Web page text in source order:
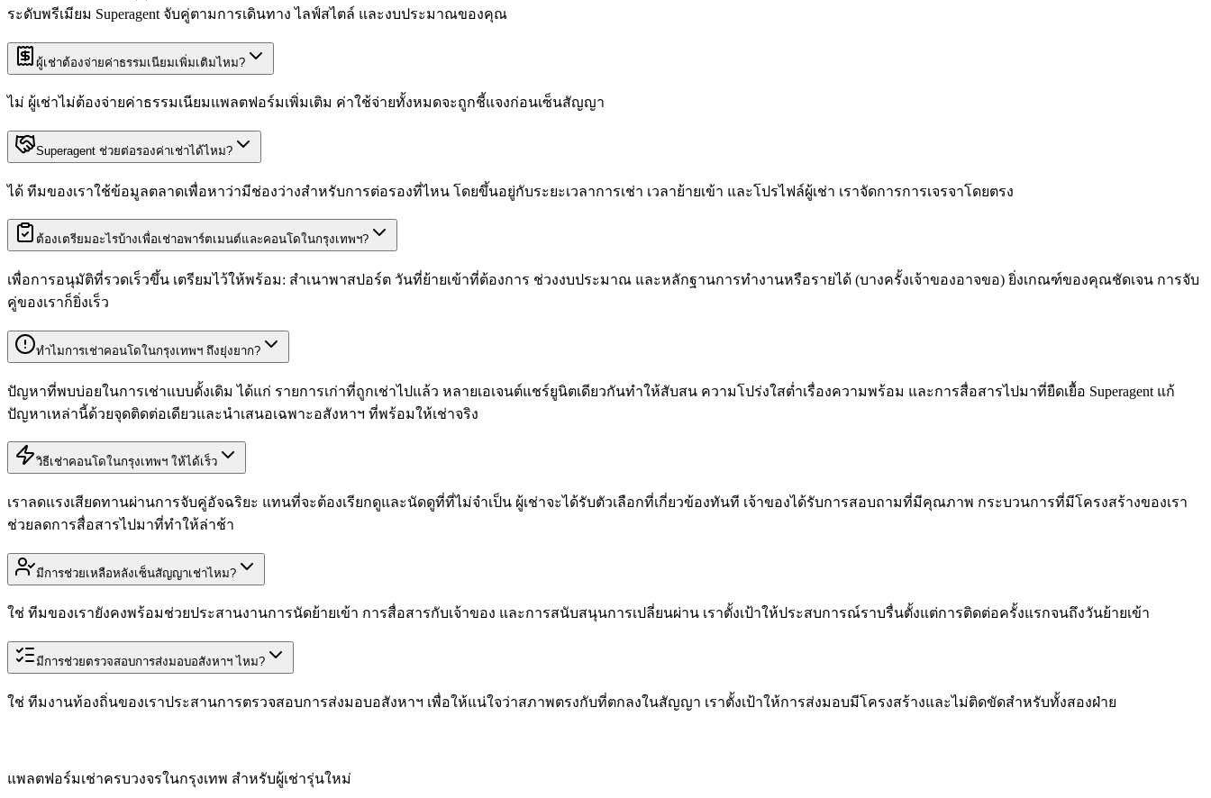
ระดับพรีเมียม Superagent จับคู่ตามการเดินทาง ไลฟ์สไตล์ และงบประมาณของคุณ
ผู้เช่าต้องจ่ายค่าธรรมเนียมเพิ่มเติมไหม?
ไม่ ผู้เช่าไม่ต้องจ่ายค่าธรรมเนียมแพลตฟอร์มเพิ่มเติม ค่าใช้จ่ายทั้งหมดจะถูกชี้แจงก่อนเซ็นสัญญา
Superagent ช่วยต่อรองค่าเช่าได้ไหม?
ได้ ทีมของเราใช้ข้อมูลตลาดเพื่อหาว่ามีช่องว่างสำหรับการต่อรองที่ไหน โดยขึ้นอยู่กับระยะเวลาการเช่า เวลาย้ายเข้า และโปรไฟล์ผู้เช่า เราจัดการการเจรจาโดยตรง
ต้องเตรียมอะไรบ้างเพื่อเช่าอพาร์ตเมนต์และคอนโดในกรุงเทพฯ?
เพื่อการอนุมัติที่รวดเร็วขึ้น เตรียมไว้ให้พร้อม: สำเนาพาสปอร์ต วันที่ย้ายเข้าที่ต้องการ ช่วงงบประมาณ และหลักฐานการทำงานหรือรายได้ (บางครั้งเจ้าของอาจขอ) ยิ่งเกณฑ์ของคุณชัดเจน การจับ
คู่ของเราก็ยิ่งเร็ว
ทำไมการเช่าคอนโดในกรุงเทพฯ ถึงยุ่งยาก?
ปัญหาที่พบบ่อยในการเช่าแบบดั้งเดิม ได้แก่ รายการเก่าที่ถูกเช่าไปแล้ว หลายเอเจนต์แชร์ยูนิตเดียวกันทำให้สับสน ความโปร่งใสต่ำเรื่องความพร้อม และการสื่อสารไปมาที่ยืดเยื้อ Superagent แก้
ปัญหาเหล่านี้ด้วยจุดติดต่อเดียวและนำเสนอเฉพาะอสังหาฯ ที่พร้อมให้เช่าจริง
วิธีเช่าคอนโดในกรุงเทพฯ ให้ได้เร็ว
เราลดแรงเสียดทานผ่านการจับคู่อัจฉริยะ แทนที่จะต้องเรียกดูและนัดดูที่ที่ไม่จำเป็น ผู้เช่าจะได้รับตัวเลือกที่เกี่ยวข้องทันที เจ้าของได้รับการสอบถามที่มีคุณภาพ กระบวนการที่มีโครงสร้างของเรา
ช่วยลดการสื่อสารไปมาที่ทำให้ล่าช้า
มีการช่วยเหลือหลังเซ็นสัญญาเช่าไหม?
ใช่ ทีมของเรายังคงพร้อมช่วยประสานงานการนัดย้ายเข้า การสื่อสารกับเจ้าของ และการสนับสนุนการเปลี่ยนผ่าน เราตั้งเป้าให้ประสบการณ์ราบรื่นตั้งแต่การติดต่อครั้งแรกจนถึงวันย้ายเข้า
มีการช่วยตรวจสอบการส่งมอบอสังหาฯ ไหม?
ใช่ ทีมงานท้องถิ่นของเราประสานการตรวจสอบการส่งมอบอสังหาฯ เพื่อให้แน่ใจว่าสภาพตรงกับที่ตกลงในสัญญา เราตั้งเป้าให้การส่งมอบมีโครงสร้างและไม่ติดขัดสำหรับทั้งสองฝ่าย
แพลตฟอร์มเช่าครบวงจรในกรุงเทพ สำหรับผู้เช่ารุ่นใหม่